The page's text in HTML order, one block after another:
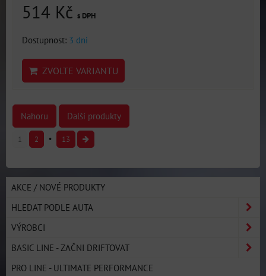
514 Kč s DPH
Dostupnost: 3 dni
ZVOLTE VARIANTU
Nahoru Další produkty
1 2 13
AKCE / NOVÉ PRODUKTY
HLEDAT PODLE AUTA
VÝROBCI
BASIC LINE - ZAČNI DRIFTOVAT
PRO LINE - ULTIMATE PERFORMANCE